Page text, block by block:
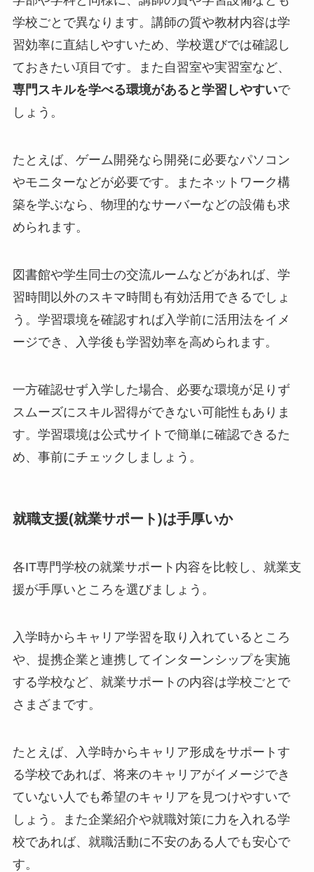
学校ごとで異なります。講師の質や教材内容は学
習効率に直結しやすいため、学校選びでは確認し
ておきたい項目です。また自習室や実習室など、
専門スキルを学べる環境があると学習しやすいで
しょう。
たとえば、ゲーム開発なら開発に必要なパソコン
やモニターなどが必要です。またネットワーク構
築を学ぶなら、物理的なサーバーなどの設備も求
められます。
図書館や学生同士の交流ルームなどがあれば、学
習時間以外のスキマ時間も有効活用できるでしょ
う。学習環境を確認すれば入学前に活用法をイメ
ージでき、入学後も学習効率を高められます。
一方確認せず入学した場合、必要な環境が足りず
スムーズにスキル習得ができない可能性もありま
す。学習環境は公式サイトで簡単に確認できるた
め、事前にチェックしましょう。
就職支援(就業サポート)は手厚いか
各IT専門学校の就業サポート内容を比較し、就業支
援が手厚いところを選びましょう。
入学時からキャリア学習を取り入れているところ
や、提携企業と連携してインターンシップを実施
する学校など、就業サポートの内容は学校ごとで
さまざまです。
たとえば、入学時からキャリア形成をサポートす
る学校であれば、将来のキャリアがイメージでき
ていない人でも希望のキャリアを見つけやすいで
しょう。また企業紹介や就職対策に力を入れる学
校であれば、就職活動に不安のある人でも安心で
す。